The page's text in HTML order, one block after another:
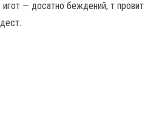
— досатно беждений, т провит